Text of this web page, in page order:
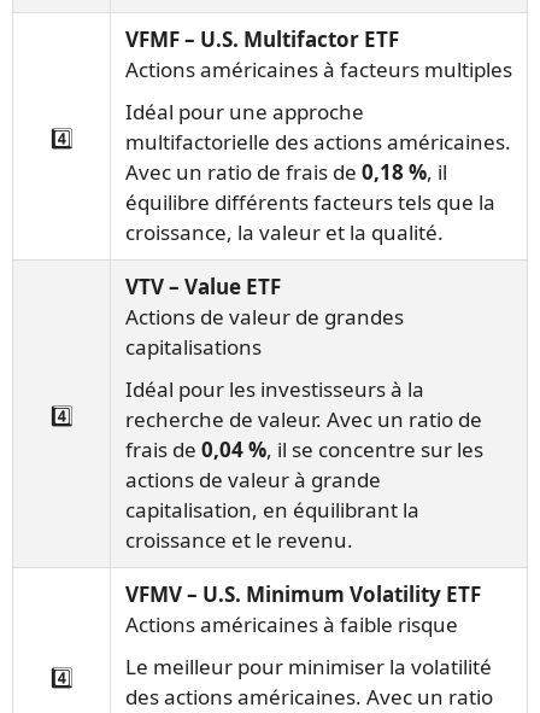
4️⃣
VFMF – U.S. Multifactor ETF
Actions américaines à facteurs multiples
Idéal pour une approche
multifactorielle des actions américaines.
Avec un ratio de frais de 0,18 %, il
équilibre différents facteurs tels que la
croissance, la valeur et la qualité.
4️⃣
VTV – Value ETF
Actions de valeur de grandes
capitalisations
Idéal pour les investisseurs à la
recherche de valeur. Avec un ratio de
frais de 0,04 %, il se concentre sur les
actions de valeur à grande
capitalisation, en équilibrant la
croissance et le revenu.
4️⃣
VFMV – U.S. Minimum Volatility ETF
Actions américaines à faible risque
Le meilleur pour minimiser la volatilité
des actions américaines. Avec un ratio